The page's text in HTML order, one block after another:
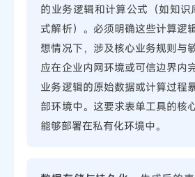
的业务逻辑和计算公式（如知
式解析）。必须明确这些计算逻
想情况下，涉及核心业务规则与
应在企业内网环境或可信边界内
业务逻辑的原始数据或计算过程
部环境中。这要求表单工具的核
能够部署在私有化环境中。